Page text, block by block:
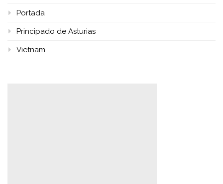
Portada
Principado de Asturias
Vietnam